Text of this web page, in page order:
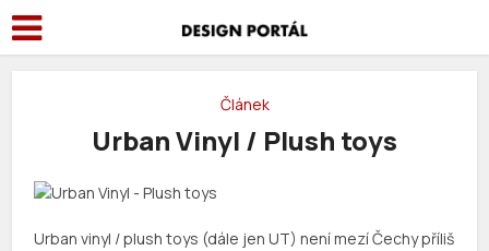
Článek
Urban Vinyl / Plush toys
Urban vinyl / plush toys (dále jen UT) není mezí Čechy příliš